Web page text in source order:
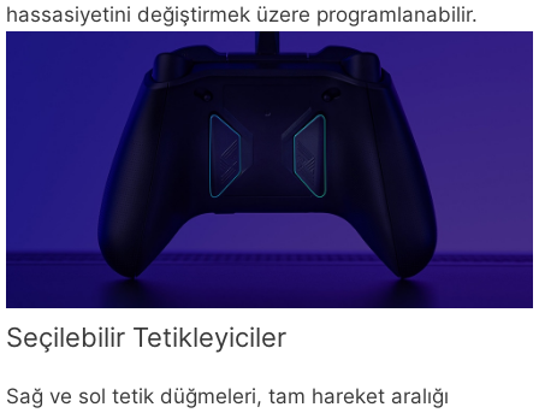
hassasiyetini değiştirmek üzere programlanabilir.
Seçilebilir Tetikleyiciler
Sağ ve sol tetik düğmeleri, tam hareket aralığı